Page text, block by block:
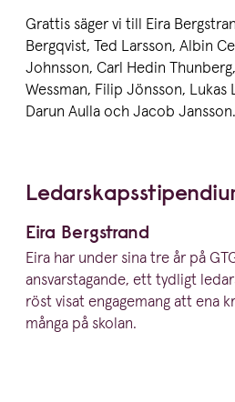
Grat­tis säger vi till Eira
Bergqvist, Ted Larsson, Albin
Johnsson, Carl Hedin
Wessman, Filip Jönsson, Lukas
Darun Aulla och Jacob Jansson.
Eira Bergstrand
Eira har under sina tre år på
ansvars­ta­gande, ett tydligt
röst visat engagemang att ena
många på skolan.